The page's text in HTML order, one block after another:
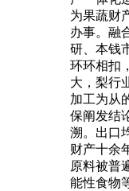
为果蔬财
办事。融
研、本钱
环环相扣
大，梨行
加工为从
保阐发结
溯。出口
财产十余
原料被普
能性食物